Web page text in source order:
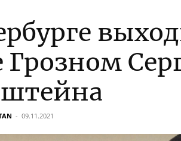
- 09.11.2021